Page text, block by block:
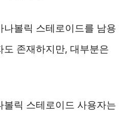
나볼릭 스테로이드를 남용
존재하지만, 대부분은
볼릭 스테로이드 사용자는